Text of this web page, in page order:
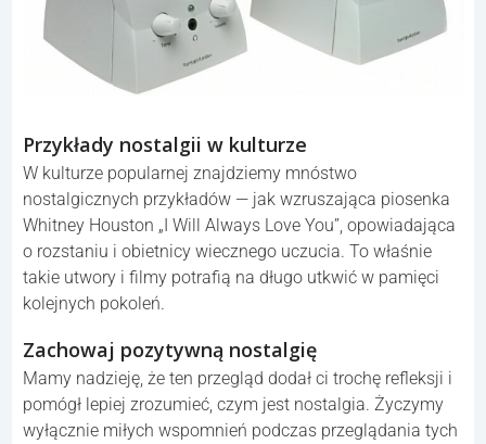
Przykłady nostalgii w kulturze
W kulturze popularnej znajdziemy mnóstwo
nostalgicznych przykładów — jak wzruszająca piosenka
Whitney Houston „I Will Always Love You”, opowiadająca
o rozstaniu i obietnicy wiecznego uczucia. To właśnie
takie utwory i filmy potrafią na długo utkwić w pamięci
kolejnych pokoleń.
Zachowaj pozytywną nostalgię
Mamy nadzieję, że ten przegląd dodał ci trochę refleksji i
pomógł lepiej zrozumieć, czym jest nostalgia. Życzymy
wyłącznie miłych wspomnień podczas przeglądania tych